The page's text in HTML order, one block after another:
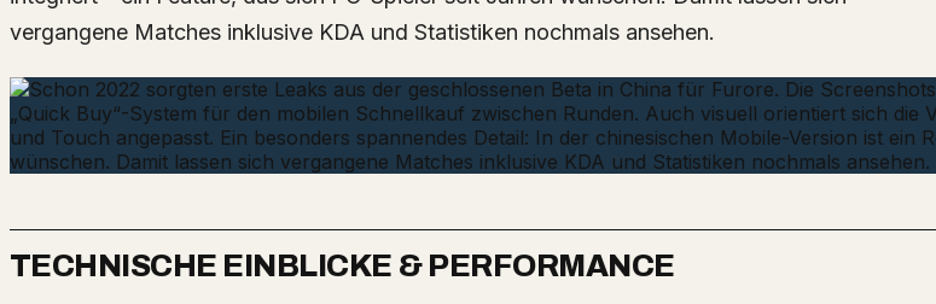
vergangene Matches inklusive KDA und Statistiken nochmals ansehen.
TECHNISCHE EINBLICKE & PERFORMANCE